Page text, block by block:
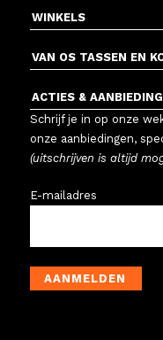
WINKELS
VAN OS TASSEN EN
ACTIES &
Schrijf je in op onze
onze aanbiedingen,
(uitschrijven is altijd
E-mailadres
AANMELDEN